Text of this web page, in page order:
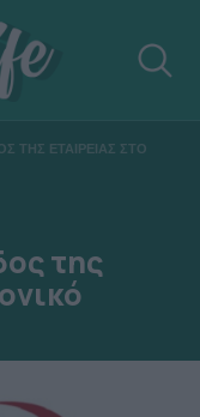
ΤΗΣ ΕΤΑΙΡΕΙΑΣ ΣΤΟ
της